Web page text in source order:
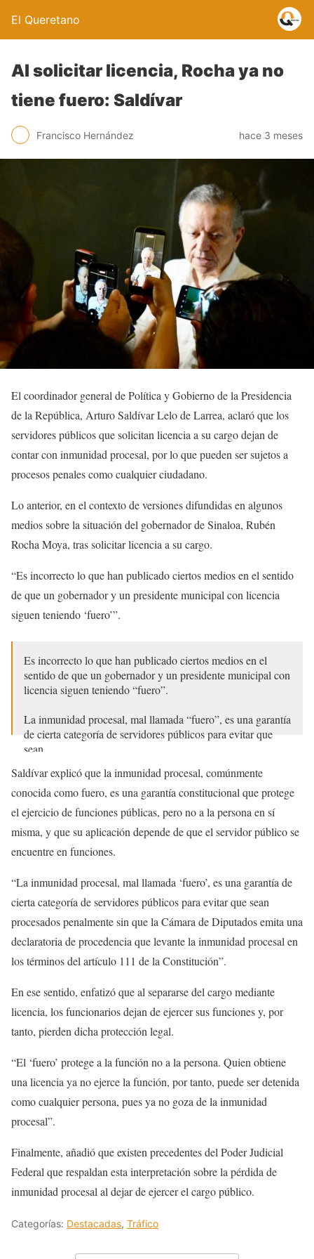
El Queretano
Al solicitar licencia, Rocha ya no
tiene fuero: Saldívar
Francisco Hernández hace 3 meses
El coordinador general de Política y Gobierno de la Presidencia
de la República, Arturo Saldívar Lelo de Larrea, aclaró que los
servidores públicos que solicitan licencia a su cargo dejan de
contar con inmunidad procesal, por lo que pueden ser sujetos a
procesos penales como cualquier ciudadano.
Lo anterior, en el contexto de versiones difundidas en algunos
medios sobre la situación del gobernador de Sinaloa, Rubén
Rocha Moya, tras solicitar licencia a su cargo.
“Es incorrecto lo que han publicado ciertos medios en el sentido
de que un gobernador y un presidente municipal con licencia
siguen teniendo ‘fuero’”.
Es incorrecto lo que han publicado ciertos medios en el
sentido de que un gobernador y un presidente municipal con
licencia siguen teniendo “fuero”.
La inmunidad procesal, mal llamada “fuero”, es una garantía
de cierta categoría de servidores públicos para evitar que
sean…
— Arturo Zaldívar (@ArturoZaldivarL) May 2, 2026
Saldívar explicó que la inmunidad procesal, comúnmente
conocida como fuero, es una garantía constitucional que protege
el ejercicio de funciones públicas, pero no a la persona en sí
misma, y que su aplicación depende de que el servidor público se
encuentre en funciones.
“La inmunidad procesal, mal llamada ‘fuero’, es una garantía de
cierta categoría de servidores públicos para evitar que sean
procesados penalmente sin que la Cámara de Diputados emita una
declaratoria de procedencia que levante la inmunidad procesal en
los términos del artículo 111 de la Constitución”.
En ese sentido, enfatizó que al separarse del cargo mediante
licencia, los funcionarios dejan de ejercer sus funciones y, por
tanto, pierden dicha protección legal.
“El ‘fuero’ protege a la función no a la persona. Quien obtiene
una licencia ya no ejerce la función, por tanto, puede ser detenida
como cualquier persona, pues ya no goza de la inmunidad
procesal”.
Finalmente, añadió que existen precedentes del Poder Judicial
Federal que respaldan esta interpretación sobre la pérdida de
inmunidad procesal al dejar de ejercer el cargo público.
Categorías: Destacadas, Tráfico